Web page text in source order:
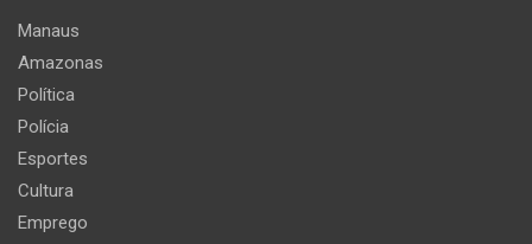
Manaus
Amazonas
Política
Polícia
Esportes
Cultura
Emprego